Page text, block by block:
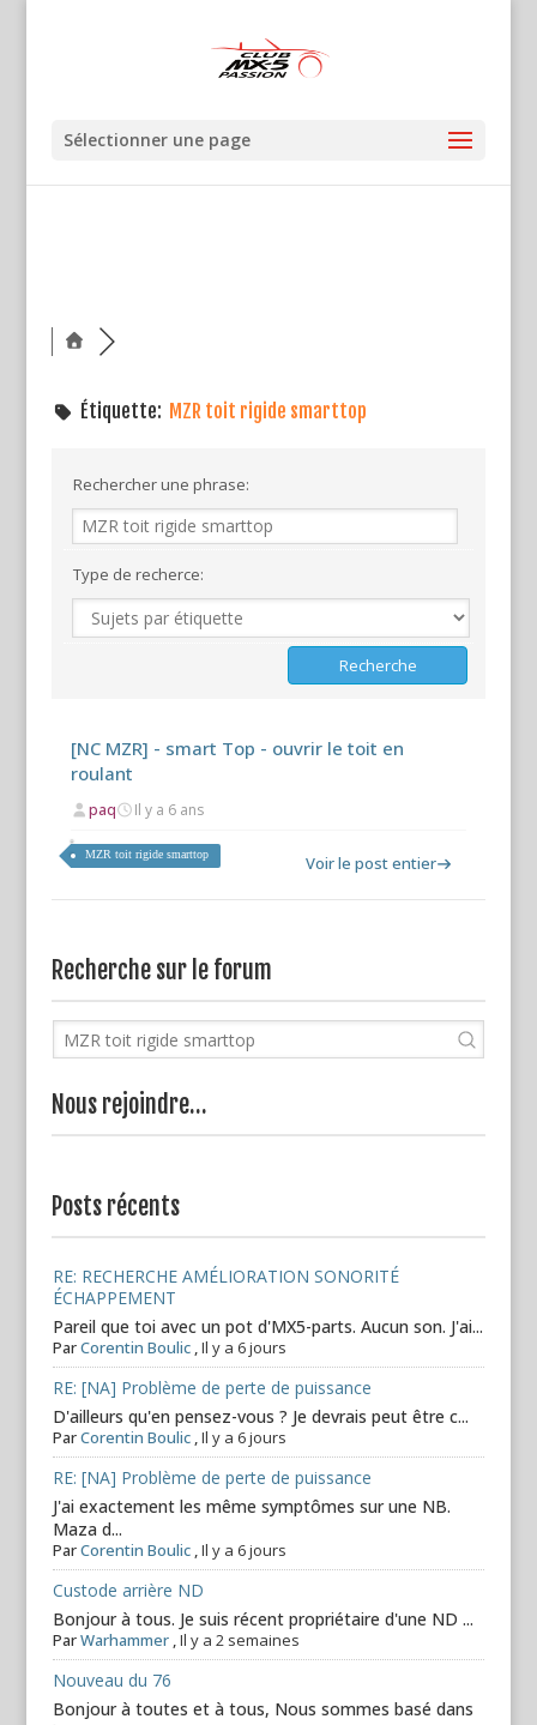
Sélectionner une page
Étiquette: MZR toit rigide smarttop
Rechercher une phrase:
Type de recherce:
[NC MZR] - smart Top - ouvrir le toit en
roulant
paq Il y a 6 ans
MZR toit rigide smarttop Voir le post entier
Recherche sur le forum
Nous rejoindre…
Posts récents
RE: RECHERCHE AMÉLIORATION SONORITÉ
ÉCHAPPEMENT
Pareil que toi avec un pot d'MX5-parts. Aucun son. J'ai...
ParCorentin Boulic ,Il y a 6 jours
RE: [NA] Problème de perte de puissance
D'ailleurs qu'en pensez-vous ? Je devrais peut être c...
ParCorentin Boulic ,Il y a 6 jours
RE: [NA] Problème de perte de puissance
J'ai exactement les même symptômes sur une NB.
Maza d...
ParCorentin Boulic ,Il y a 6 jours
Custode arrière ND
Bonjour à tous. Je suis récent propriétaire d'une ND ...
ParWarhammer ,Il y a 2 semaines
Nouveau du 76
Bonjour à toutes et à tous, Nous sommes basé dans